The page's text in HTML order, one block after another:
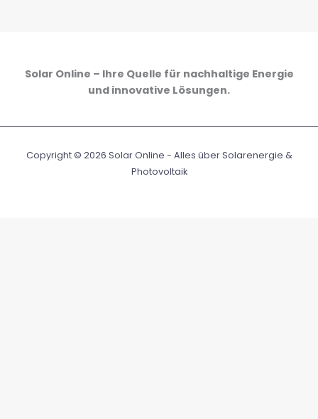
Solar Online – Ihre Quelle für nachhaltige Energie
und innovative Lösungen.
Copyright © 2026 Solar Online - Alles über Solarenergie &
Photovoltaik